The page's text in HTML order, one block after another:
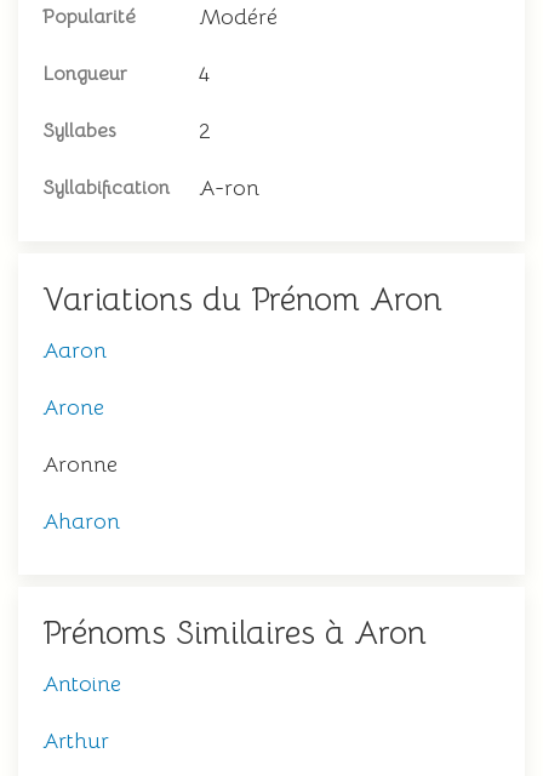
Popularité Modéré
Longueur 4
Syllabes 2
Syllabification A-ron
Variations du Prénom Aron
Aaron
Arone
Aronne
Aharon
Prénoms Similaires à Aron
Antoine
Arthur